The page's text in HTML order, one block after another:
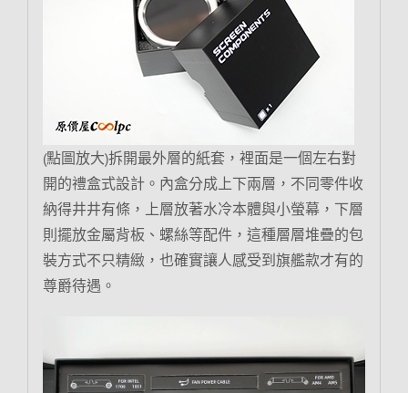
(點圖放大)拆開最外層的紙套，裡面是一個左右對
開的禮盒式設計。內盒分成上下兩層，不同零件收
納得井井有條，上層放著水冷本體與小螢幕，下層
則擺放金屬背板、螺絲等配件，這種層層堆疊的包
裝方式不只精緻，也確實讓人感受到旗艦款才有的
尊爵待遇。